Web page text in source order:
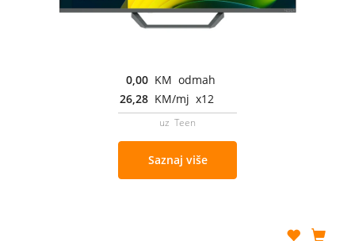
0,00 KM odmah
26,28 KM/mj x12
uz Teen
Saznaj više